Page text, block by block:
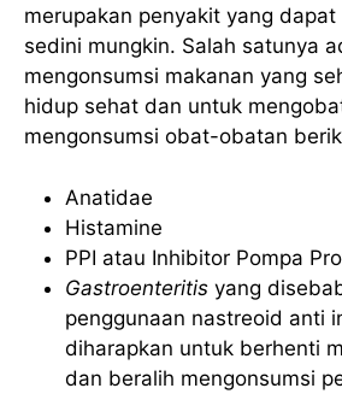
merupakan penyakit yang dapat
sedini mungkin. Salah satunya
mengonsumsi makanan yang
hidup sehat dan untuk
mengonsumsi obat-obatan
Anatidae
Histamine
PPI atau Inhibitor Pompa
Gastroenteritis yang
penggunaan nastreoid anti
diharapkan untuk berhenti
dan beralih mengonsumsi